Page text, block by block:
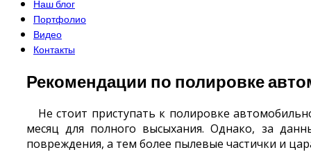
Наш блог
Портфолио
Видео
Контакты
Рекомендации по полировке
Не стоит приступать к полировке
месяц для полного высыхания. Однако, за
повреждения, а тем более пылевые частички и